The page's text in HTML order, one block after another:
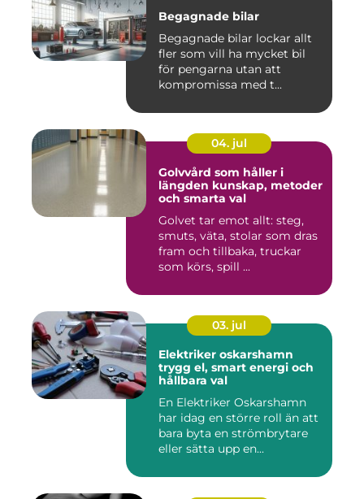
Begagnade bilar
Begagnade bilar lockar allt
fler som vill ha mycket bil
för pengarna utan att
kompromissa med t...
04. jul
Golvvård som håller i
längden kunskap, metoder
och smarta val
Golvet tar emot allt: steg,
smuts, väta, stolar som dras
fram och tillbaka, truckar
som körs, spill ...
03. jul
Elektriker oskarshamn
trygg el, smart energi och
hållbara val
En Elektriker Oskarshamn
har idag en större roll än att
bara byta en strömbrytare
eller sätta upp en...